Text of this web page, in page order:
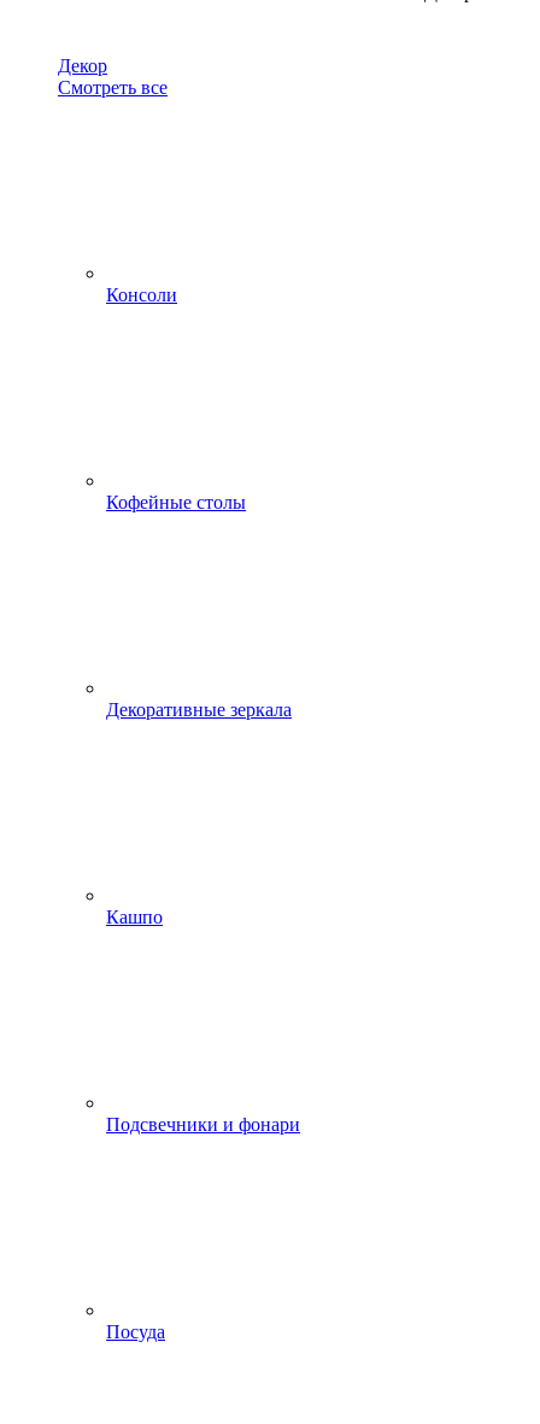
Декор
Смотреть все
Консоли
Кофейные столы
Декоративные зеркала
Кашпо
Подсвечники и фонари
Посуда